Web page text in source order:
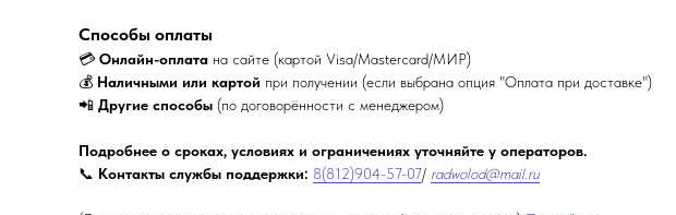
Способы оплаты
💳 Онлайн-оплата на сайте (картой Visa/Mastercard/МИР)
💰 Наличными или картой при получении (если выбрана опция "Оплата при доставке")
📲 Другие способы (по договорённости с менеджером)
Подробнее о сроках, условиях и ограничениях уточняйте у операторов.
📞 Контакты службы поддержки: 8(812)904-57-07/ radwolod@mail.ru